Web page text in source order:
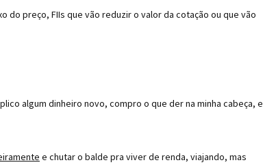
do preço, FIIs que vão reduzir o valor da cotação ou que vão
algum dinheiro novo, compro o que der na minha cabeça, e
e chutar o balde pra viver de renda, viajando, mas